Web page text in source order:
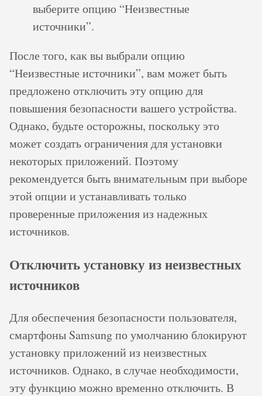
выберите опцию “Неизвестные
источники”.
После того, как вы выбрали опцию
“Неизвестные источники”, вам может быть
предложено отключить эту опцию для
повышения безопасности вашего устройства.
Однако, будьте осторожны, поскольку это
может создать ограничения для установки
некоторых приложений. Поэтому
рекомендуется быть внимательным при выборе
этой опции и устанавливать только
проверенные приложения из надежных
источников.
Отключить установку из неизвестных
источников
Для обеспечения безопасности пользователя,
смартфоны Samsung по умолчанию блокируют
установку приложений из неизвестных
источников. Однако, в случае необходимости,
эту функцию можно временно отключить. В